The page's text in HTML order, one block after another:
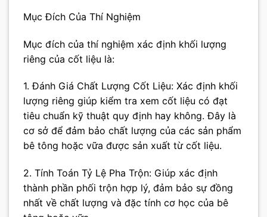
Mục Đích Của Thí Nghiệm
Mục đích của thí nghiệm xác định khối lượng
riêng của cốt liệu là:
1. Đánh Giá Chất Lượng Cốt Liệu: Xác định khối
lượng riêng giúp kiểm tra xem cốt liệu có đạt
tiêu chuẩn kỹ thuật quy định hay không. Đây là
cơ sở để đảm bảo chất lượng của các sản phẩm
bê tông hoặc vữa được sản xuất từ cốt liệu.
2. Tính Toán Tỷ Lệ Pha Trộn: Giúp xác định
thành phần phối trộn hợp lý, đảm bảo sự đồng
nhất về chất lượng và đặc tính cơ học của bê